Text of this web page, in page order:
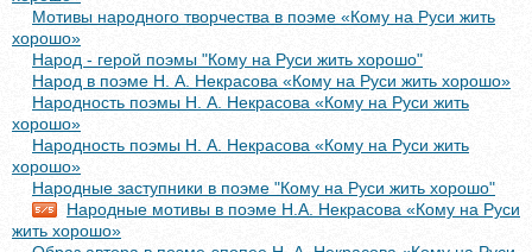
Мотивы народного творчества в поэме «Кому на Руси жить
хорошо»
Народ - герой поэмы "Кому на Руси жить хорошо"
Народ в поэме Н. А. Некрасова «Кому на Руси жить хорошо»
Народность поэмы Н. А. Некрасова «Кому на Руси жить
хорошо»
Народность поэмы Н. А. Некрасова «Кому на Руси жить
хорошо»
Народные заступники в поэме "Кому на Руси жить хорошо"
Народные мотивы в поэме Н.А. Некрасова «Кому на Руси
жить хорошо»